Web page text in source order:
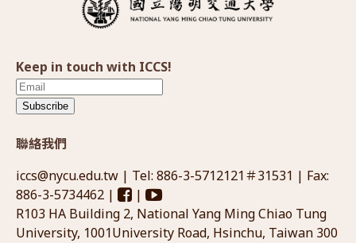
Keep in touch with ICCS!
Subscribe
聯絡我們
iccs@nycu.edu.tw | Tel: 886-3-5712121＃31531 | Fax:
886-3-5734462 |
|
R103 HA Building 2, National Yang Ming Chiao Tung
University, 1001University Road, Hsinchu, Taiwan 300